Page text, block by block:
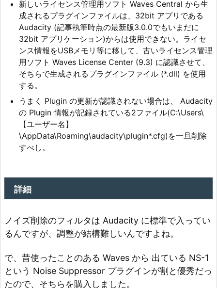
新しいライセンス管理用ソフト Waves Central から生
成されるプラグインファイルは、32bit アプリである
Audacity (記事執筆時点の最新版3.0.0でもいまだに
32bit アプリケーション)からは使用できない。ライセ
ンス情報をUSBメモリ等に移して、古いライセンス管理
用ソフト Waves License Center (9.3) に認識させて、
そちらで生成されるプラグインファイル (*.dll) を使用
する。
うまく Plugin の更新が認識されない場合は、 Audacity
の Plugin 情報が記録されている2ファイル(C:\Users\
【ユーザー名】
\AppData\Roaming\audacity\plugin*.cfg)を一旦削除
すべし。
詳細
ノイズ削除のフィルタは Audacity に標準で入ってい
るんですが、調整が結構難しいんですよね。
で、昔使ったことのある Waves から 出ている NS-1
という Noise Suppressor プラグインが割と優秀だっ
たので、そちらを購入しました。